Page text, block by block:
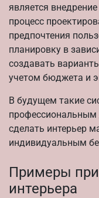
является
процесс
предпочтения
планировку в
создавать
учетом бюджета и
В будущем такие
сделать интерьер
индивидуальным
Примеры
интерьера